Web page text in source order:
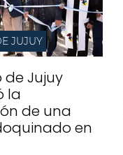
JUJUY
de Jujuy
la
de una
en